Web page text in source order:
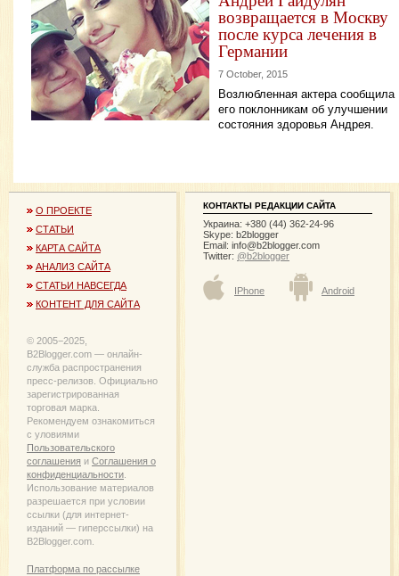
возвращается в Москву
после курса лечения в
Германии
7 October, 2015
Возлюбленная актера сообщила
его поклонникам об улучшении
состояния здоровья Андрея.
О ПРОЕКТЕ
СТАТЬИ
КАРТА САЙТА
АНАЛИЗ САЙТА
СТАТЬИ НАВСЕГДА
КОНТЕНТ ДЛЯ САЙТА
© 2005−2025,
B2Blogger.com — онлайн-
служба распространения
пресс-релизов. Официально
зарегистрированная
торговая марка.
Рекомендуем ознакомиться
с уловиями
Пользовательского
соглашения и Соглашения о
конфиденциальности.
Использование материалов
разрешается при условии
ссылки (для интернет-
изданий — гиперссылки) на
B2Blogger.com.
Платформа по рассылке
КОНТАКТЫ РЕДАКЦИИ САЙТА
Украина: +380 (44) 362-24-96
Skype: b2blogger
Email: info@b2blogger.com
Twitter: @b2blogger
IPhone Android